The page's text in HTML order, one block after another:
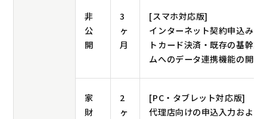
非
公
開
3
ヶ
月
[スマホ対応版]
インターネット契約申込み・
トカード決済・既存の基幹業
ムへのデータ連携機能の開発
家
財
2
ヶ
[PC・タブレット対応版]
代理店向けの申込入力および